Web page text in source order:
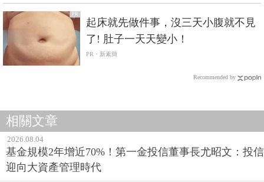
PR
起床就先做件事，沒三天小腹就不見
了! 肚子一天天變小！
PR・新素簡
Recommended by
相關文章
2026.08.04
基金規模2年增近70%！第一金投信董事長尤昭文：投信
迎向大資產管理時代